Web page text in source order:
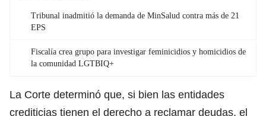
Tribunal inadmitió la demanda de MinSalud contra más de 21
EPS
Fiscalía crea grupo para investigar feminicidios y homicidios de
la comunidad LGTBIQ+
La Corte determinó que, si bien las entidades
crediticias tienen el derecho a reclamar deudas, el